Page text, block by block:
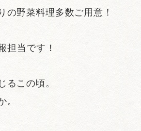
の野菜料理多数ご用意！
担当です！
るこの頃。
。